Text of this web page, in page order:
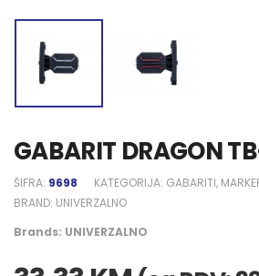
GABARIT DRAGON
ŠIFRA: 9698 KATEGORIJA: GABARITI,
BRAND: UNIVERZALNO
Brands: UNIVERZALNO